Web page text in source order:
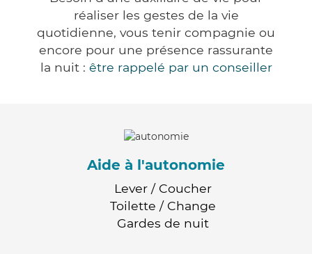
réaliser les gestes de la vie
quotidienne, vous tenir compagnie ou
encore pour une présence rassurante
la nuit : être rappelé par un conseiller
Aide à l'autonomie
Lever / Coucher
Toilette / Change
Gardes de nuit